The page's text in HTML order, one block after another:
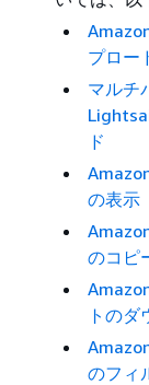
プロー
マルチ
ド
の表示
のコピ
トのダ
のフィ